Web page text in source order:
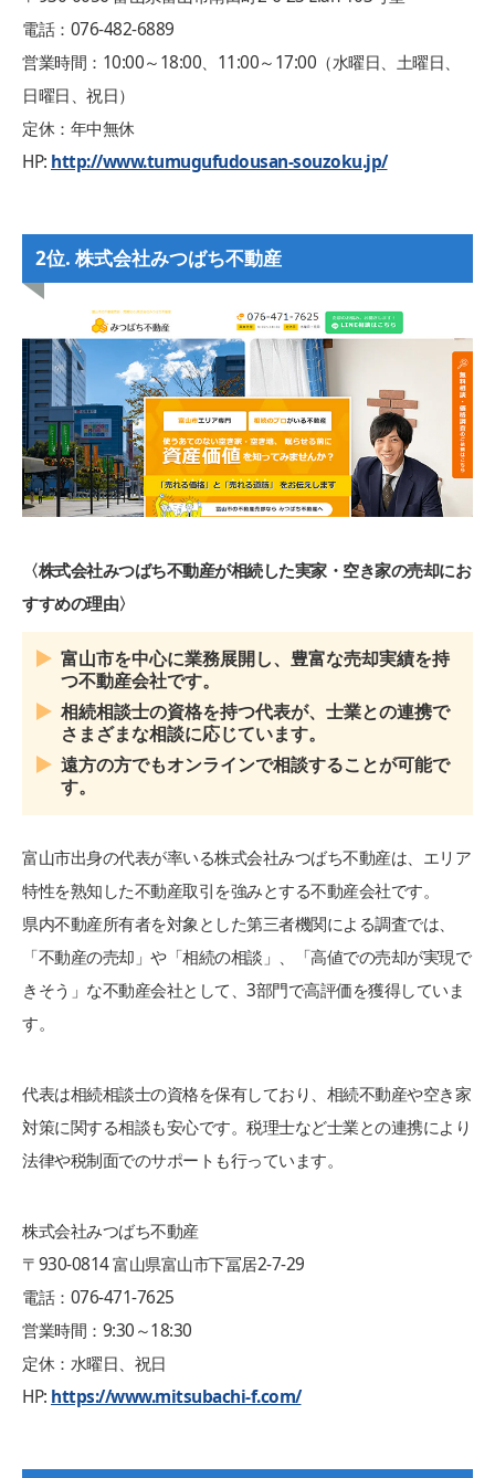
電話：076-482-6889
営業時間：10:00～18:00、11:00～17:00（水曜日、土曜日、
日曜日、祝日）
定休：年中無休
HP: http://www.tumugufudousan-souzoku.jp/
2位. 株式会社みつばち不動産
〈株式会社みつばち不動産が相続した実家・空き家の売却にお
すすめの理由〉
富山市を中心に業務展開し、豊富な売却実績を持
つ不動産会社です。
相続相談士の資格を持つ代表が、士業との連携で
さまざまな相談に応じています。
遠方の方でもオンラインで相談することが可能で
す。
富山市出身の代表が率いる株式会社みつばち不動産は、エリア
特性を熟知した不動産取引を強みとする不動産会社です。
県内不動産所有者を対象とした第三者機関による調査では、
「不動産の売却」や「相続の相談」、「高値での売却が実現で
きそう」な不動産会社として、3部門で高評価を獲得していま
す。
代表は相続相談士の資格を保有しており、相続不動産や空き家
対策に関する相談も安心です。税理士など士業との連携により
法律や税制面でのサポートも行っています。
株式会社みつばち不動産
〒930-0814 富山県富山市下冨居2-7-29
電話：076-471-7625
営業時間：9:30～18:30
定休：水曜日、祝日
HP: https://www.mitsubachi-f.com/